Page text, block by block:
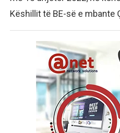
Këshillit të BE-së e mbante